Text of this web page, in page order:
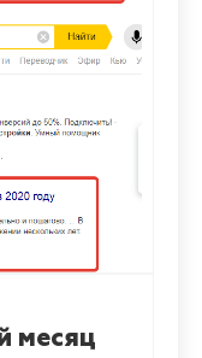
месяц